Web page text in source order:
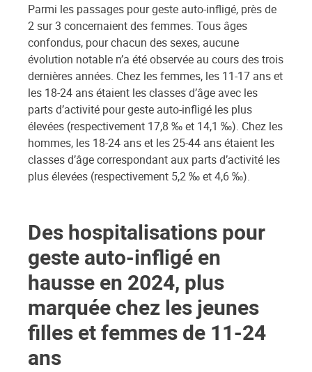
Parmi les passages pour geste auto-infligé, près de
2 sur 3 concernaient des femmes. Tous âges
confondus, pour chacun des sexes, aucune
évolution notable n’a été observée au cours des trois
dernières années. Chez les femmes, les 11-17 ans et
les 18-24 ans étaient les classes d’âge avec les
parts d’activité pour geste auto-infligé les plus
élevées (respectivement 17,8 ‰ et 14,1 ‰). Chez les
hommes, les 18-24 ans et les 25-44 ans étaient les
classes d’âge correspondant aux parts d’activité les
plus élevées (respectivement 5,2 ‰ et 4,6 ‰).
Des hospitalisations pour
geste auto-infligé en
hausse en 2024, plus
marquée chez les jeunes
filles et femmes de 11-24
ans